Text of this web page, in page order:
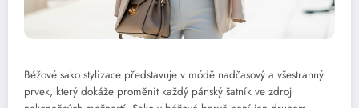
Béžové sako stylizace představuje v módě nadčasový a všestranný
prvek, který dokáže proměnit každý pánský šatník ve zdroj